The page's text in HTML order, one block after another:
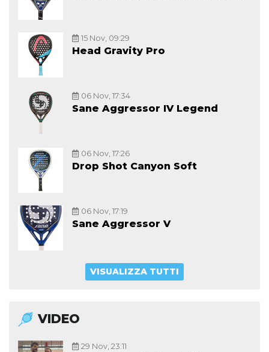
15 Nov, 09:29
Head Gravity Pro
06 Nov, 17:34
Sane Aggressor IV Legend
06 Nov, 17:26
Drop Shot Canyon Soft
06 Nov, 17:19
Sane Aggressor V
VISUALIZZA TUTTI
VIDEO
29 Nov, 23:11